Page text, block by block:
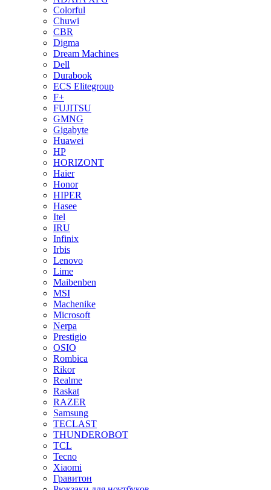
Colorful
Chuwi
CBR
Digma
Dream Machines
Dell
Durabook
ECS Elitegroup
F+
FUJITSU
GMNG
Gigabyte
Huawei
HP
HORIZONT
Haier
Honor
HIPER
Hasee
Itel
IRU
Infinix
Irbis
Lenovo
Lime
Maibenben
MSI
Machenike
Microsoft
Nerpa
Prestigio
OSIO
Rombica
Rikor
Realme
Raskat
RAZER
Samsung
TECLAST
THUNDEROBOT
TCL
Tecno
Xiaomi
Гравитон